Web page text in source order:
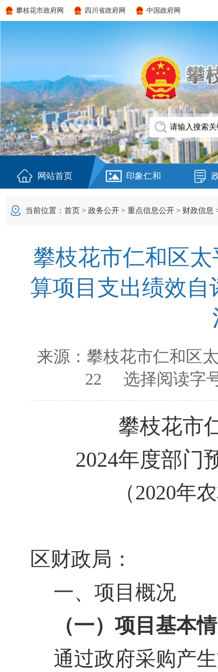
攀枝花市政府网 四川省政府网 中国政府网
网站首页 印象仁和
当前位置： 首页 > 政务公开 > 重点信息公开 > 财政信息
攀枝花市仁和区
算项目支出绩效自
来源： 攀枝花市仁和区
22 选择阅读字
攀枝花市
2024年度部门
（2020年
区财政局：
一、 项目概况
（一）项目基本
通过政府采购产